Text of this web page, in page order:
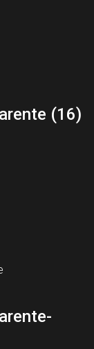
(16)